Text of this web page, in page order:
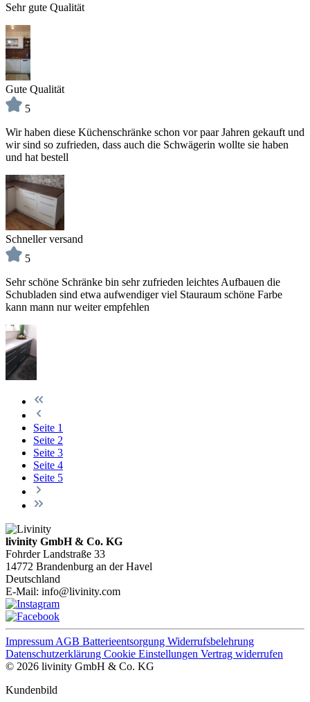
Sehr gute Qualität
Gute Qualität
5
Wir haben diese Küchenschränke schon vor paar Jahren gekauft und
wir sind so zufrieden, dass auch die Schwägerin wollte sie haben
und hat bestell
Schneller versand
5
Sehr schöne Schränke bin sehr zufrieden leichtes Aufbauen die
Schubladen sind etwa aufwendiger viel Stauraum schöne Farbe
kann mann nur weiter empfehlen
Seite 1
Seite 2
Seite 3
Seite 4
Seite 5
livinity GmbH & Co. KG
Fohrder Landstraße 33
14772 Brandenburg an der Havel
Deutschland
E-Mail: info@livinity.com
Impressum AGB Batterieentsorgung Widerrufsbelehrung
Datenschutzerklärung Cookie Einstellungen Vertrag widerrufen
© 2026 livinity GmbH & Co. KG
Kundenbild